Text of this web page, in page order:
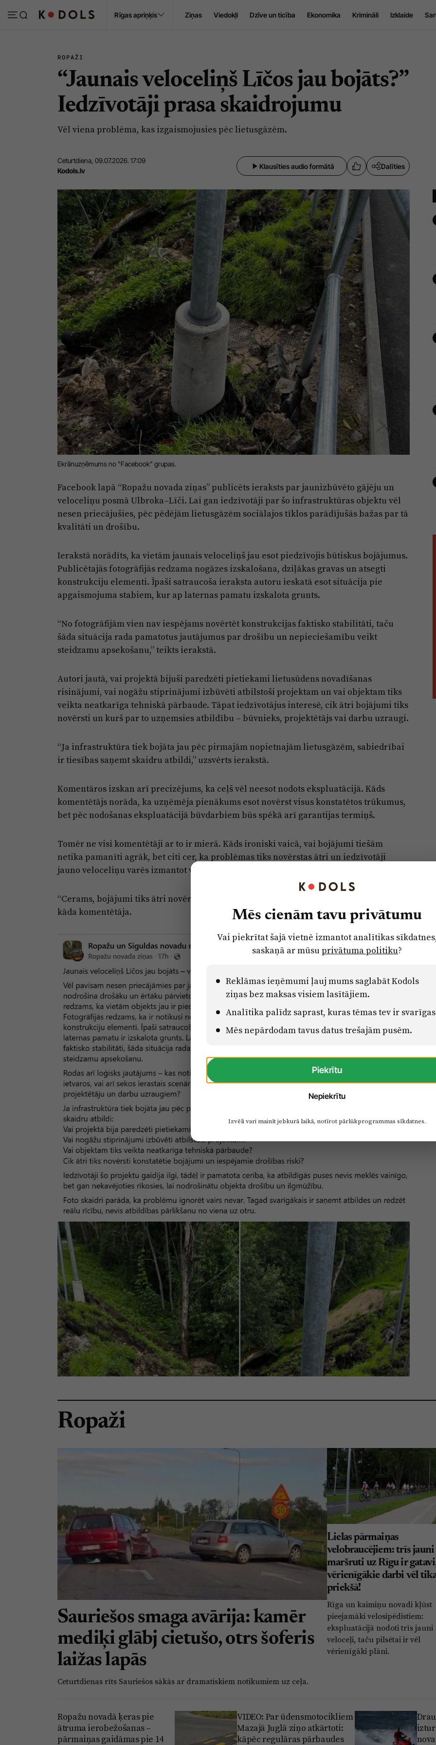
Rīgas apriņķis Ziņas Viedokļi Dzīve un ticība Ekonomika Krimināli Izklaide
ROPAŽI
“Jaunais veloceliņš Līčos jau bojāts?”
Iedzīvotāji prasa skaidrojumu
Vēl viena problēma, kas izgaismojusies pēc lietusgāzēm.
Ceturtdiena, 09.07.2026. 17:09
Kodols.lv
Klausīties audio formātā Dalīties
Ekrānuzņēmums no "Facebook" grupas.
Facebook lapā “Ropažu novada ziņas” publicēts ieraksts par jaunizbūvēto gājēju un
veloceliņu posmā Ulbroka–Līči. Lai gan iedzīvotāji par šo infrastruktūras objektu vēl
nesen priecājušies, pēc pēdējām lietusgāzēm sociālajos tīklos parādījušās bažas par tā
kvalitāti un drošību.
Ierakstā norādīts, ka vietām jaunais veloceliņš jau esot piedzīvojis būtiskus bojājumus.
Publicētajās fotogrāfijās redzama nogāzes izskalošana, dziļākas gravas un atsegti
konstrukciju elementi. Īpaši satraucoša ieraksta autoru ieskatā esot situācija pie
apgaismojuma stabiem, kur ap laternas pamatu izskalota grunts.
“No fotogrāfijām vien nav iespējams novērtēt konstrukcijas faktisko stabilitāti, taču
šāda situācija rada pamatotus jautājumus par drošību un nepieciešamību veikt
steidzamu apsekošanu,” teikts ierakstā.
Autori jautā, vai projektā bijuši paredzēti pietiekami lietusūdens novadīšanas
risinājumi, vai nogāžu stiprinājumi izbūvēti atbilstoši projektam un vai objektam tiks
veikta neatkarīga tehniskā pārbaude. Tāpat iedzīvotājus interesē, cik ātri bojājumi tiks
novērsti un kurš par to uzņemsies atbildību – būvnieks, projektētājs vai darbu uzraugi.
“Ja infrastruktūra tiek bojāta jau pēc pirmajām nopietnajām lietusgāzēm, sabiedrībai
ir tiesības saņemt skaidru atbildi,” uzsvērts ierakstā.
Komentāros izskan arī precizējums, ka ceļš vēl neesot nodots ekspluatācijā. Kāds
komentētājs norāda, ka uzņēmēja pienākums esot novērst visus konstatētos trūkumus,
bet pēc nodošanas ekspluatācijā būvdarbiem būs spēkā arī garantijas termiņš.
Tomēr ne visi komentētāji ar to ir mierā. Kāds ironiski vaicā, vai bojājumi tiešām
netika pamanīti agrāk, bet citi cer, ka problēmas tiks novērstas ātri un iedzīvotāji
jauno veloceliņu varēs izmantot vēl šajā vasarā.
“Cerams, bojājumi tiks ātri novērsti un varēsim vēl šajā vasarā to izmantot,” raksta
kāda komentētāja.
Ropaži
Sauriešos smaga avārija: kamēr
mediķi glābj cietušo, otrs šoferis
laižas lapās
Ceturtdienas rīts Sauriešos sākās ar dramatiskiem notikumiem uz ceļa.
Lielas pārmaiņas
velobraucējiem: trīs jauni
maršruti uz Rīgu ir
vērienīgākie darbi vēl
priekšā!
Rīga un kaimiņu novadi kļūst
pieejamāki velosipēdistiem:
ekspluatācijā nodoti trīs jauni
veloceļi, taču pilsētai ir vēl
vērienīgāki plāni.
Ropažu novadā ķeras pie
ātruma ierobežošanas –
pārmaiņas gaidāmas pie 14
VIDEO: Par ūdensmotocikliem
Mazajā Juglā ziņo atkārtoti:
kāpēc regulāras pārbaudes
Mēs cienām tavu privātumu
Vai piekrītat šajā vietnē izmantot analītikas
saskaņā ar mūsuprivātuma politiku?
Reklāmas ieņēmumi ļauj mums saglabāt Kodols
ziņas bez maksas visiem lasītājiem.
Analītika palīdz saprast, kuras tēmas tev ir
Mēs nepārdodam tavus datus trešajām pusēm.
Piekrītu
Nepiekrītu
Izvēli vari mainīt jebkurā laikā, notīrot pārlūkprogrammas sīkdatnes.